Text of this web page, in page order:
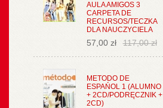
AULA AMIGOS 3
CARPETA DE
RECURSOS/TECZKA
DLA NAUCZYCIELA
57,00 zł 117,00 zł
METODO DE
ESPAŃOL 1 (ALUMNO
+ 2CD/PODRĘCZNIK +
2CD)